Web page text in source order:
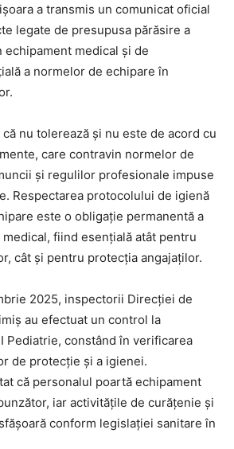
a transmis un comunicat oficial
legate de presupusa părăsire a
medical și de
a normelor de echipare în
nu tolerează și nu este de acord cu
care contravin normelor de
și regulilor profesionale impuse
Respectarea protocolului de igienă
este o obligație permanentă a
fiind esențială atât pentru
cât și pentru protecția angajaților.
2025, inspectorii Direcției de
au efectuat un control la
Pediatrie, constând în verificarea
de protecție și a igienei.
că personalul poartă echipament
iar activitățile de curățenie și
conform legislației sanitare în